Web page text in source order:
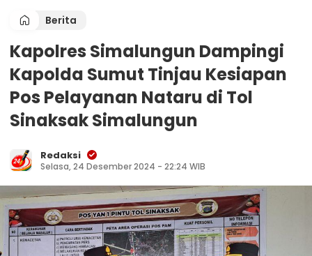
Berita
Kapolres Simalungun Dampingi
Kapolda Sumut Tinjau Kesiapan
Pos Pelayanan Nataru di Tol
Sinaksak Simalungun
Redaksi
Selasa, 24 Desember 2024 - 22:24 WIB